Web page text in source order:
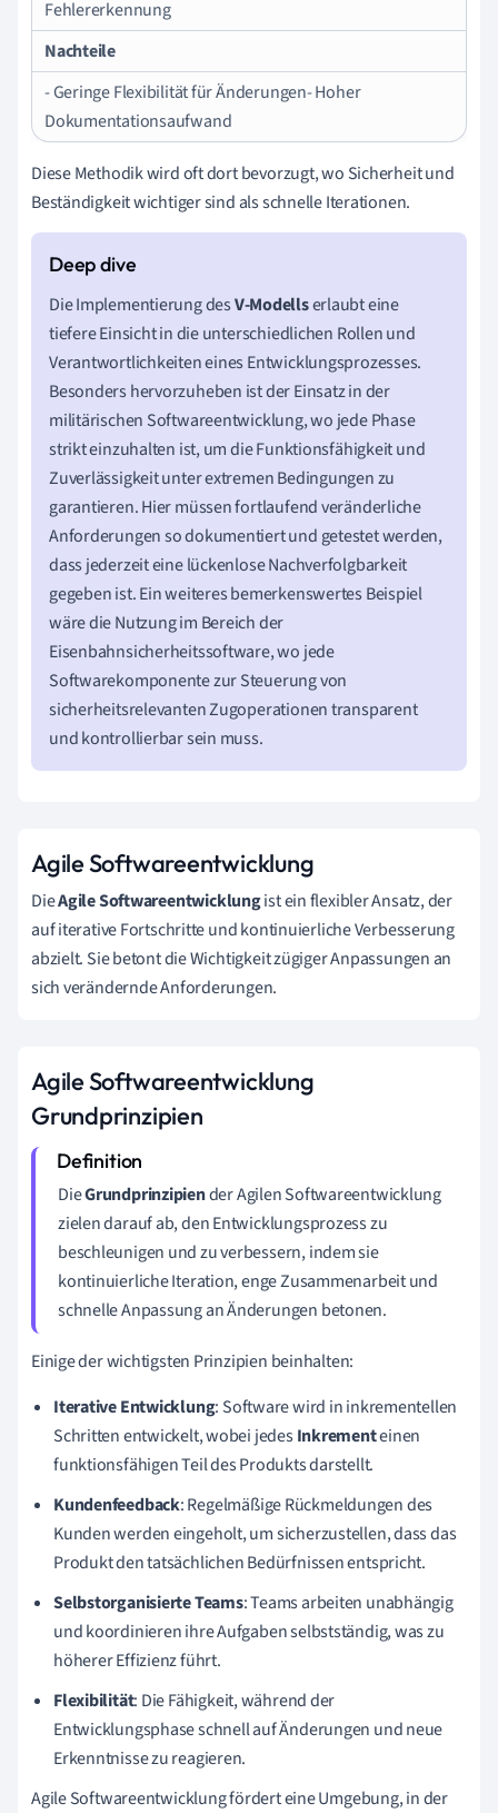
Fehlererkennung
Nachteile
- Geringe Flexibilität für Änderungen- Hoher
Dokumentationsaufwand
Diese Methodik wird oft dort bevorzugt, wo Sicherheit und
Beständigkeit wichtiger sind als schnelle Iterationen.
Die Implementierung desV-Modellserlaubt eine
tiefere Einsicht in die unterschiedlichen Rollen und
Verantwortlichkeiten eines Entwicklungsprozesses.
Besonders hervorzuheben ist der Einsatz in der
militärischen Softwareentwicklung, wo jede Phase
strikt einzuhalten ist, um die Funktionsfähigkeit und
Zuverlässigkeit unter extremen Bedingungen zu
garantieren. Hier müssen fortlaufend veränderliche
Anforderungen so dokumentiert und getestet werden,
dass jederzeit eine lückenlose Nachverfolgbarkeit
gegeben ist. Ein weiteres bemerkenswertes Beispiel
wäre die Nutzung im Bereich der
Eisenbahnsicherheitssoftware, wo jede
Softwarekomponente zur Steuerung von
sicherheitsrelevanten Zugoperationen transparent
und kontrollierbar sein muss.
Agile Softwareentwicklung
DieAgile Softwareentwicklungist ein flexibler Ansatz, der
auf iterative Fortschritte und kontinuierliche Verbesserung
abzielt. Sie betont die Wichtigkeit zügiger Anpassungen an
sich verändernde Anforderungen.
Agile Softwareentwicklung
Grundprinzipien
DieGrundprinzipiender Agilen Softwareentwicklung
zielen darauf ab, den Entwicklungsprozess zu
beschleunigen und zu verbessern, indem sie
kontinuierliche Iteration, enge Zusammenarbeit und
schnelle Anpassung an Änderungen betonen.
Einige der wichtigsten Prinzipien beinhalten:
Iterative Entwicklung: Software wird in inkrementellen
Schritten entwickelt, wobei jedesInkrementeinen
funktionsfähigen Teil des Produkts darstellt.
Kundenfeedback: Regelmäßige Rückmeldungen des
Kunden werden eingeholt, um sicherzustellen, dass das
Produkt den tatsächlichen Bedürfnissen entspricht.
Selbstorganisierte Teams: Teams arbeiten unabhängig
und koordinieren ihre Aufgaben selbstständig, was zu
höherer Effizienz führt.
Flexibilität: Die Fähigkeit, während der
Entwicklungsphase schnell auf Änderungen und neue
Erkenntnisse zu reagieren.
Agile Softwareentwicklung fördert eine Umgebung, in der